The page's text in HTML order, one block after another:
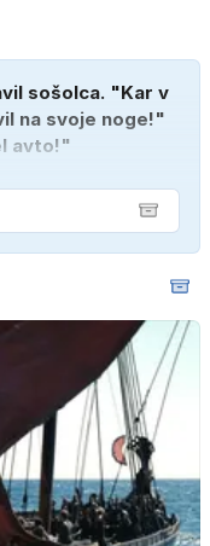
sošolca. "Kar v
na svoje noge!"
avto!"